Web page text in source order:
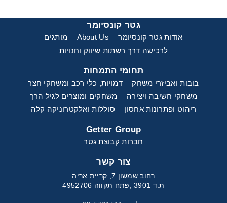
גטר קונסיומר
אודות גטר קונסיומר About Us
מותגים
לרכישה דרך רשתות שיווק וחנויות
תחומי התמחות
בובות ואביזרי משחק
דמויות, כלי רכב ומשחקי חצר
משחקי חשיבה ויצירה
משחקים ומוצרים לגיל הרך
ריהוט ופתרונות אחסון
סוללות ואלקטרוניקה קלה
Getter Group
חברות קבוצת גטר
צור קשר
רחוב שמשון 7, קריית אריה
ת.ד 3901 ,פתח תקווה 4952706